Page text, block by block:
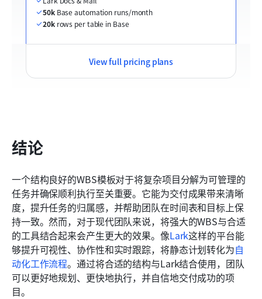
50k Base automation runs/month
20k rows per table in Base
View full pricing plans
结论
一个结构良好的WBS模板对于将复杂项目分解为可管理的
任务并确保顺利执行至关重要。它能为交付成果带来清晰
度，提升任务的归属感，并帮助团队在时间表和目标上保
持一致。然而，对于现代团队来说，将强大的WBS与合适
的工具结合起来会产生更大的效果。像Lark这样的平台能
够提升可视性、协作性和实时跟踪，将静态计划转化为自
动化工作流程。通过将合适的结构与Lark结合使用，团队
可以更好地规划、更快地执行，并自信地交付成功的项
目。